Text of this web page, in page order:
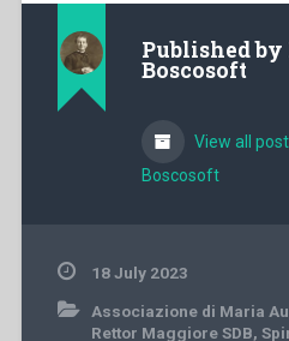
Published by
Boscosoft
View all
Boscosoft
18 July 2023
Associazione di Maria
Rettor Maggiore SDB,